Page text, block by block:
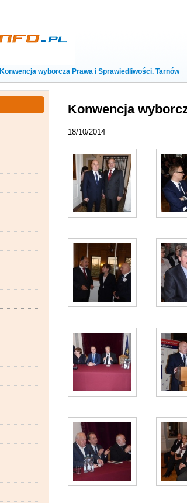
Konwencja wyborcza Prawa i Sprawiedliwości. Tarnów
Konwencja
18/10/2014